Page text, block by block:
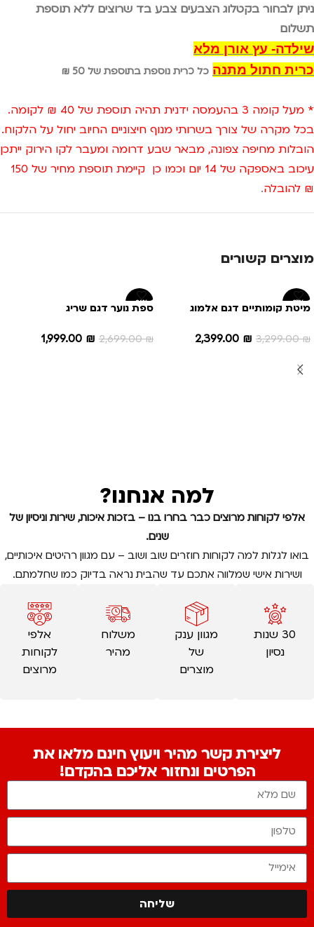
ניתן לבחור בקטלוג הצבעים צבע בד שרוצים ללא תוספת
תשלום
שילדה- עץ אורן מלא
כרית חתול מתנה כל כרית נוספת בתוספת של 50
₪
* מעל קומה 3 בהעמסה ידנית תהיה תוספת של 40 ₪ לקומה.
בכל מקרה של צורך בשרותי מנוף חיצוניים החיוב יחול על הלקוח.
הובלות מחיפה צפונה, מבאר שבע דרומה ומעבר לקו הירוק ייתכן
עיכוב באספקה של 14 יום וכמו כן קיימת תוספת מחיר של 150
₪ להובלה.
מוצרים קשורים
-27%
מיטת קומותיים דגם אלמוג
3,299.00₪
2,399.00 ₪
-26%
ספת נוער דגם שריג
2,699.00₪
1,999.00 ₪
למה אנחנו?
אלפי לקוחות מרוצים כבר בחרו בנו – בזכות איכות, שירות וניסיון של
שנים.
בואו לגלות למה לקוחות חוזרים שוב ושוב – עם מגוון רהיטים איכותיים,
ושירות אישי שמלווה אתכם עד שהבית נראה בדיוק כמו שחלמתם.
30 שנות
נסיון
מגוון ענק
של
מוצרים
משלוח
מהיר
אלפי
לקוחות
מרוצים
ליצירת קשר מהיר ויעוץ חינם מלאו את
הפרטים ונחזור אליכם בהקדם!
שליחה